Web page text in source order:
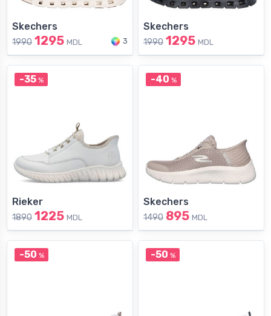
Skechers
1990 1295 MDL 3
Skechers
1990 1295 MDL
-35%
Rieker
1890 1225 MDL
-40 %
Skechers
1490 895 MDL
-50 % -50 %